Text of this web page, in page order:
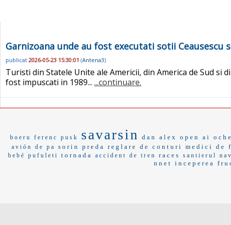
Garnizoana unde au fost executati sotii
publicat 2026-05-23 15:30:01 (Antena3)
Turisti din Statele Unite ale Americii, din America de Sud
fost impuscati in 1989... ...continuare.
boeru ferenc pusk savarsin dan alex open ai
avión de pa
sorin preda reglare de conturi medici de
bebé
pufuleti tornada accident de tren races santierul
nnet inceperea